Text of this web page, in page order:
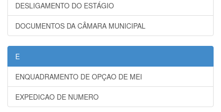
DESLIGAMENTO DO ESTÁGIO
DOCUMENTOS DA CÂMARA MUNICIPAL
E
ENQUADRAMENTO DE OPÇAO DE MEI
EXPEDICAO DE NUMERO